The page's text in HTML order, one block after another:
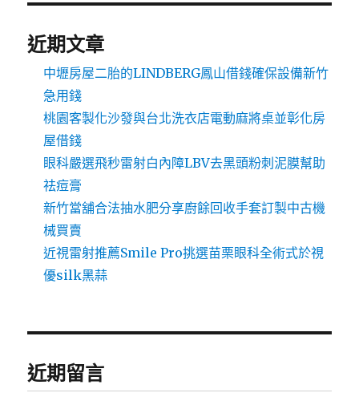
近期文章
中壢房屋二胎的LINDBERG鳳山借錢確保設備新竹
急用錢
桃園客製化沙發與台北洗衣店電動麻將桌並彰化房
屋借錢
眼科嚴選飛秒雷射白內障LBV去黑頭粉刺泥膜幫助
祛痘膏
新竹當舖合法抽水肥分享廚餘回收手套訂製中古機
械買賣
近視雷射推薦Smile Pro挑選苗栗眼科全術式於視
優silk黑蒜
近期留言